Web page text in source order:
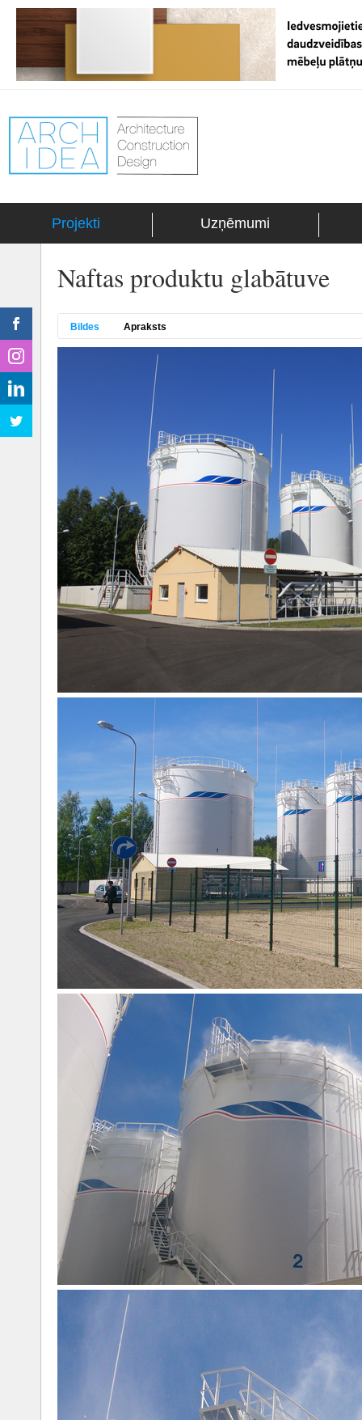
Projekti Uzņēmumi
Naftas produktu glabātuve
Bildes Apraksts